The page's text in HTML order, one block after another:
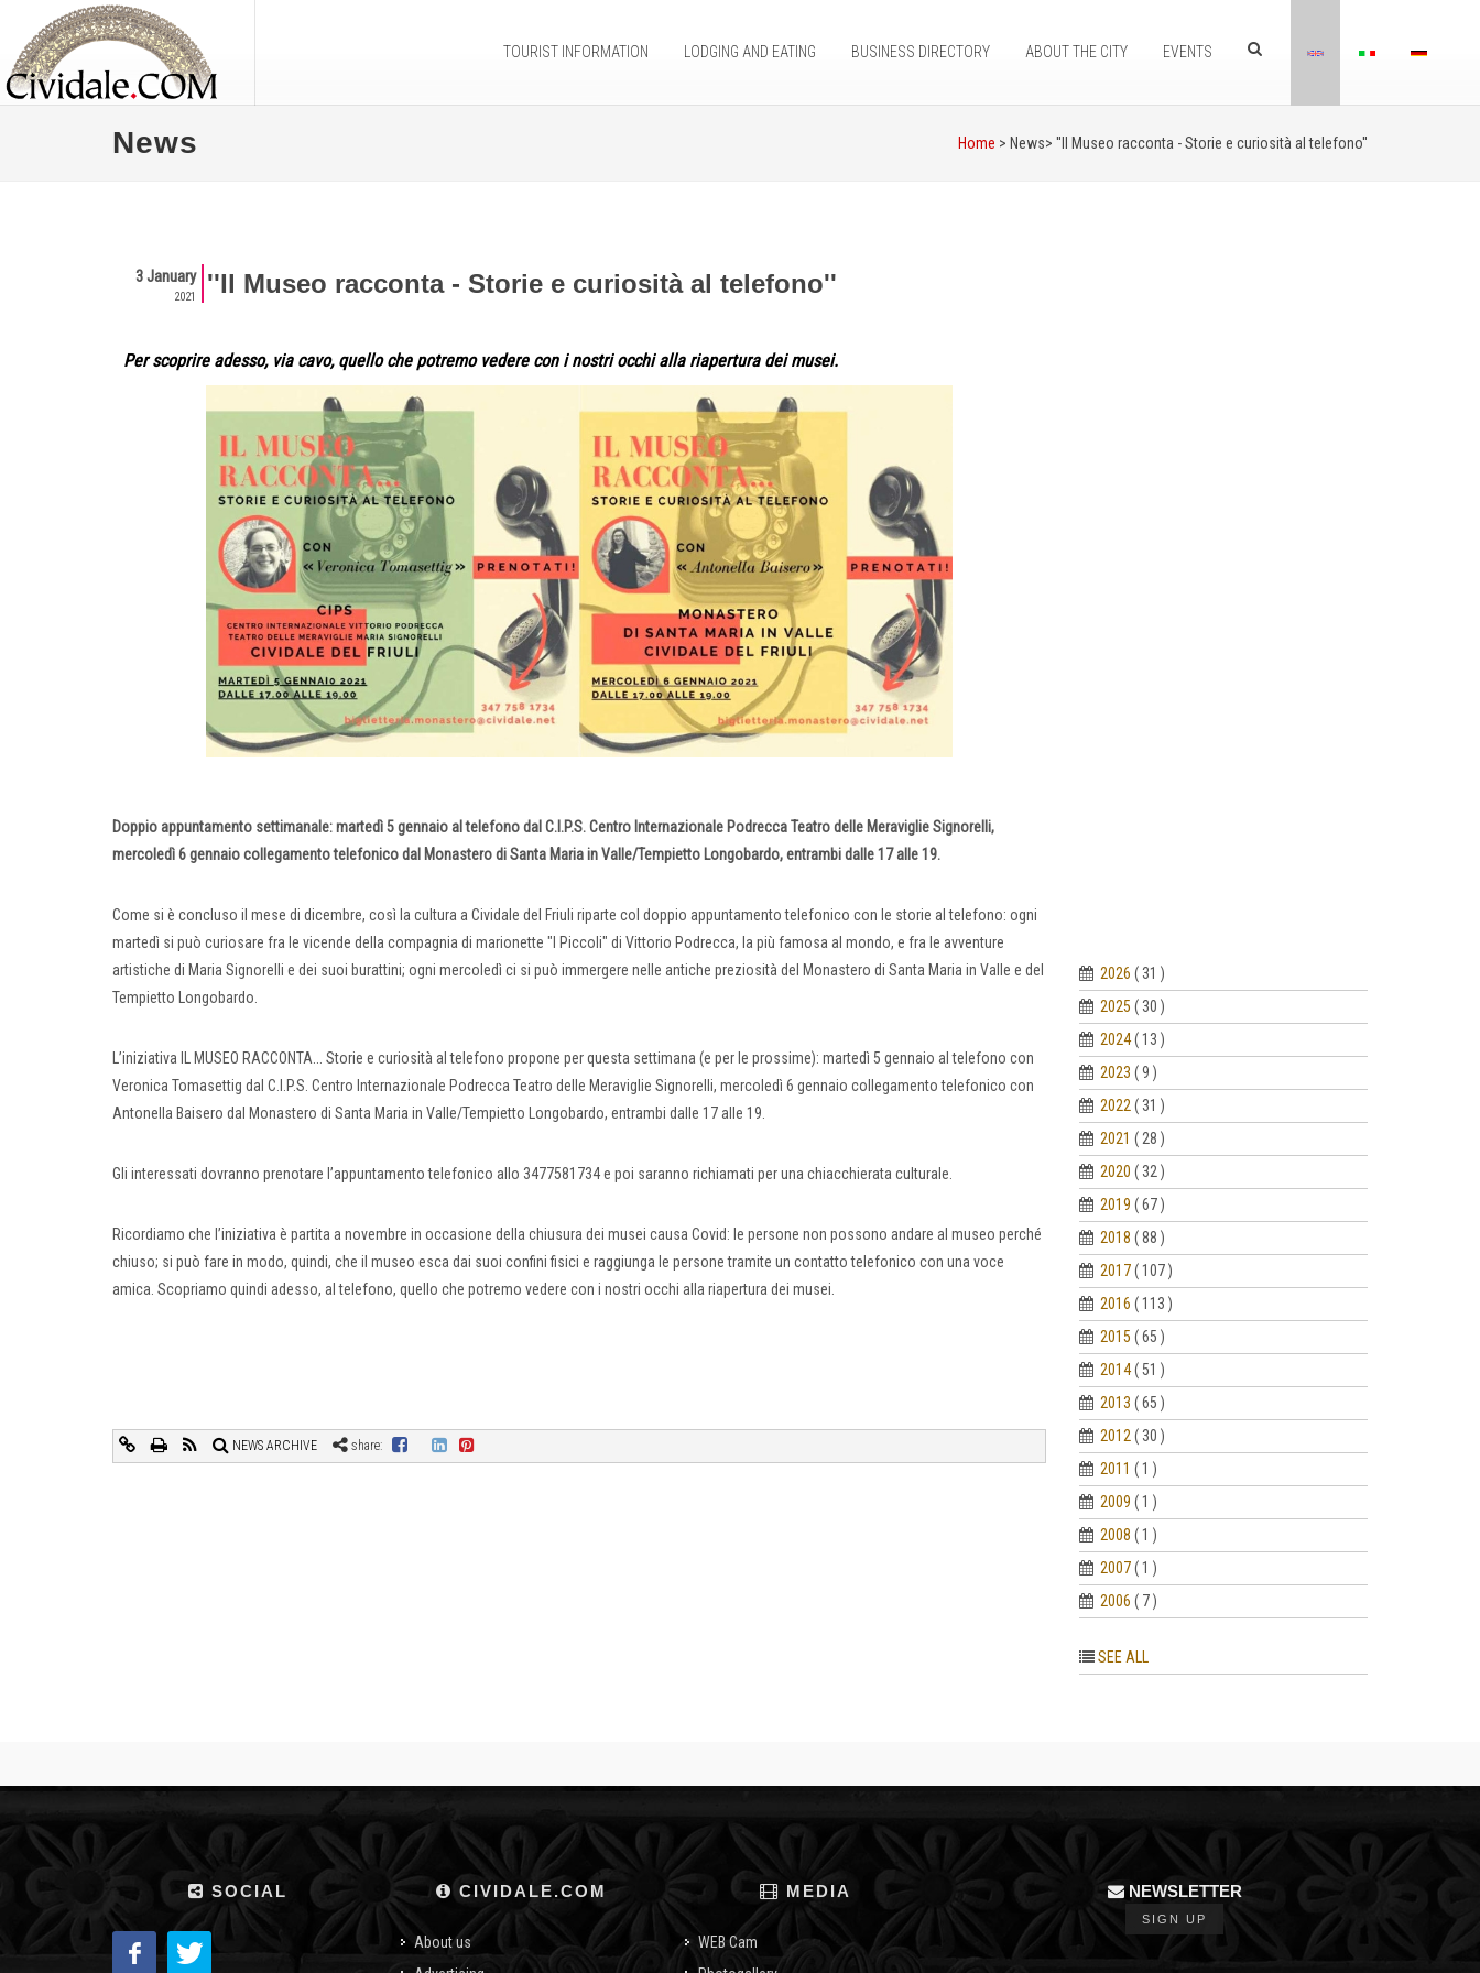
TOURIST INFORMATION LODGING AND EATING BUSINESS DIRECTORY ABOUT THE CITY EVENTS
News Home > News> ''Il Museo racconta - Storie e curiosità al telefono''
3 January
2021 ''Il Museo racconta - Storie e curiosità al telefono''
Per scoprire adesso, via cavo, quello che potremo vedere con i nostri occhi alla riapertura dei musei.
Doppio appuntamento settimanale: martedì 5 gennaio al telefono dal C.I.P.S. Centro Internazionale Podrecca Teatro delle Meraviglie Signorelli,
mercoledì 6 gennaio collegamento telefonico dal Monastero di Santa Maria in Valle/Tempietto Longobardo, entrambi dalle 17 alle 19.
Come si è concluso il mese di dicembre, così la cultura a Cividale del Friuli riparte col doppio appuntamento telefonico con le storie al telefono: ogni
martedì si può curiosare fra le vicende della compagnia di marionette "I Piccoli" di Vittorio Podrecca, la più famosa al mondo, e fra le avventure
artistiche di Maria Signorelli e dei suoi burattini; ogni mercoledì ci si può immergere nelle antiche preziosità del Monastero di Santa Maria in Valle e del
Tempietto Longobardo.
L’iniziativa IL MUSEO RACCONTA... Storie e curiosità al telefono propone per questa settimana (e per le prossime): martedì 5 gennaio al telefono con
Veronica Tomasettig dal C.I.P.S. Centro Internazionale Podrecca Teatro delle Meraviglie Signorelli, mercoledì 6 gennaio collegamento telefonico con
Antonella Baisero dal Monastero di Santa Maria in Valle/Tempietto Longobardo, entrambi dalle 17 alle 19.
Gli interessati dovranno prenotare l’appuntamento telefonico allo 3477581734 e poi saranno richiamati per una chiacchierata culturale.
Ricordiamo che l’iniziativa è partita a novembre in occasione della chiusura dei musei causa Covid: le persone non possono andare al museo perché
chiuso; si può fare in modo, quindi, che il museo esca dai suoi confini fisici e raggiunga le persone tramite un contatto telefonico con una voce
amica. Scopriamo quindi adesso, al telefono, quello che potremo vedere con i nostri occhi alla riapertura dei musei.
NEWS ARCHIVE share:
2026 ( 31 )
2025 ( 30 )
2024 ( 13 )
2023 ( 9 )
2022 ( 31 )
2021 ( 28 )
2020 ( 32 )
2019 ( 67 )
2018 ( 88 )
2017 ( 107 )
2016 ( 113 )
2015 ( 65 )
2014 ( 51 )
2013 ( 65 )
2012 ( 30 )
2011 ( 1 )
2009 ( 1 )
2008 ( 1 )
2007 ( 1 )
2006 ( 7 )
SEE ALL
SOCIAL CIVIDALE.COM
About us
MEDIA
WEB Cam
NEWSLETTER
SIGN UP